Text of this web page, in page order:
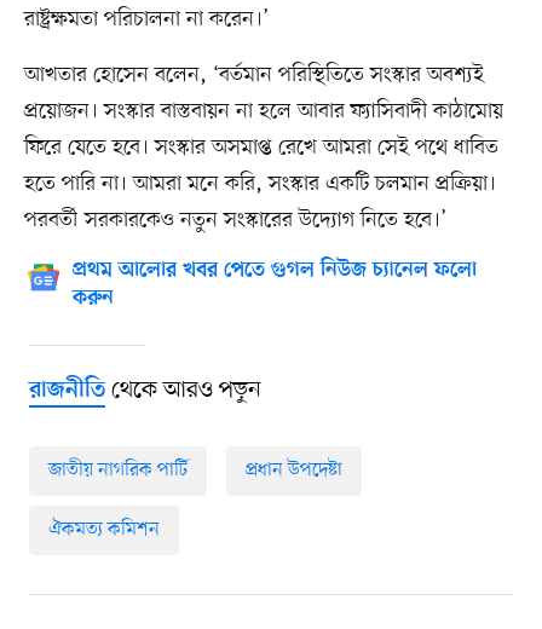
রাষ্ট্রক্ষমতা পরিচালনা না করেন।’
আখতার হোসেন বলেন, ‘বর্তমান পরিস্থিতিতে সংস্কার অবশ্যই
প্রয়োজন। সংস্কার বাস্তবায়ন না হলে আবার ফ্যাসিবাদী কাঠামোয়
ফিরে যেতে হবে। সংস্কার অসমাপ্ত রেখে আমরা সেই পথে ধাবিত
হতে পারি না। আমরা মনে করি, সংস্কার একটি চলমান প্রক্রিয়া।
পরবর্তী সরকারকেও নতুন সংস্কারের উদ্যোগ নিতে হবে।’
প্রথম আলোর খবর পেতে গুগল নিউজ চ্যানেল ফলো
করুন
রাজনীতিথেকে আরও পড়ুন
জাতীয় নাগরিক পার্টি প্রধান উপদেষ্টা
ঐকমত্য কমিশন